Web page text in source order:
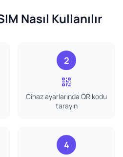
Nasıl Kullanılır
2
Cihaz ayarlarında QR kodu
tarayın
4